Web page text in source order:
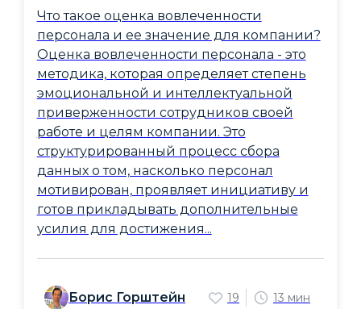
Что такое оценка вовлеченности
персонала и ее значение для компании?
Оценка вовлеченности персонала - это
методика, которая определяет степень
эмоциональной и интеллектуальной
приверженности сотрудников своей
работе и целям компании. Это
структурированный процесс сбора
данных о том, насколько персонал
мотивирован, проявляет инициативу и
готов прикладывать дополнительные
усилия для достижения...
Борис Горштейн 19 13 мин